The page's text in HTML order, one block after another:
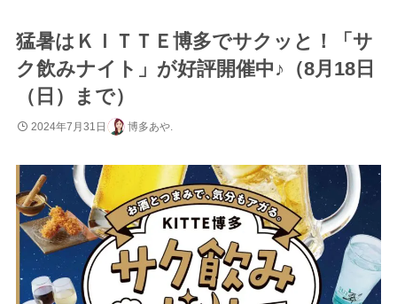
猛暑はＫＩＴＴＥ博多でサクッと！「サ
ク飲みナイト」が好評開催中♪（8月18日
（日）まで）
2024年7月31日 博多あや.